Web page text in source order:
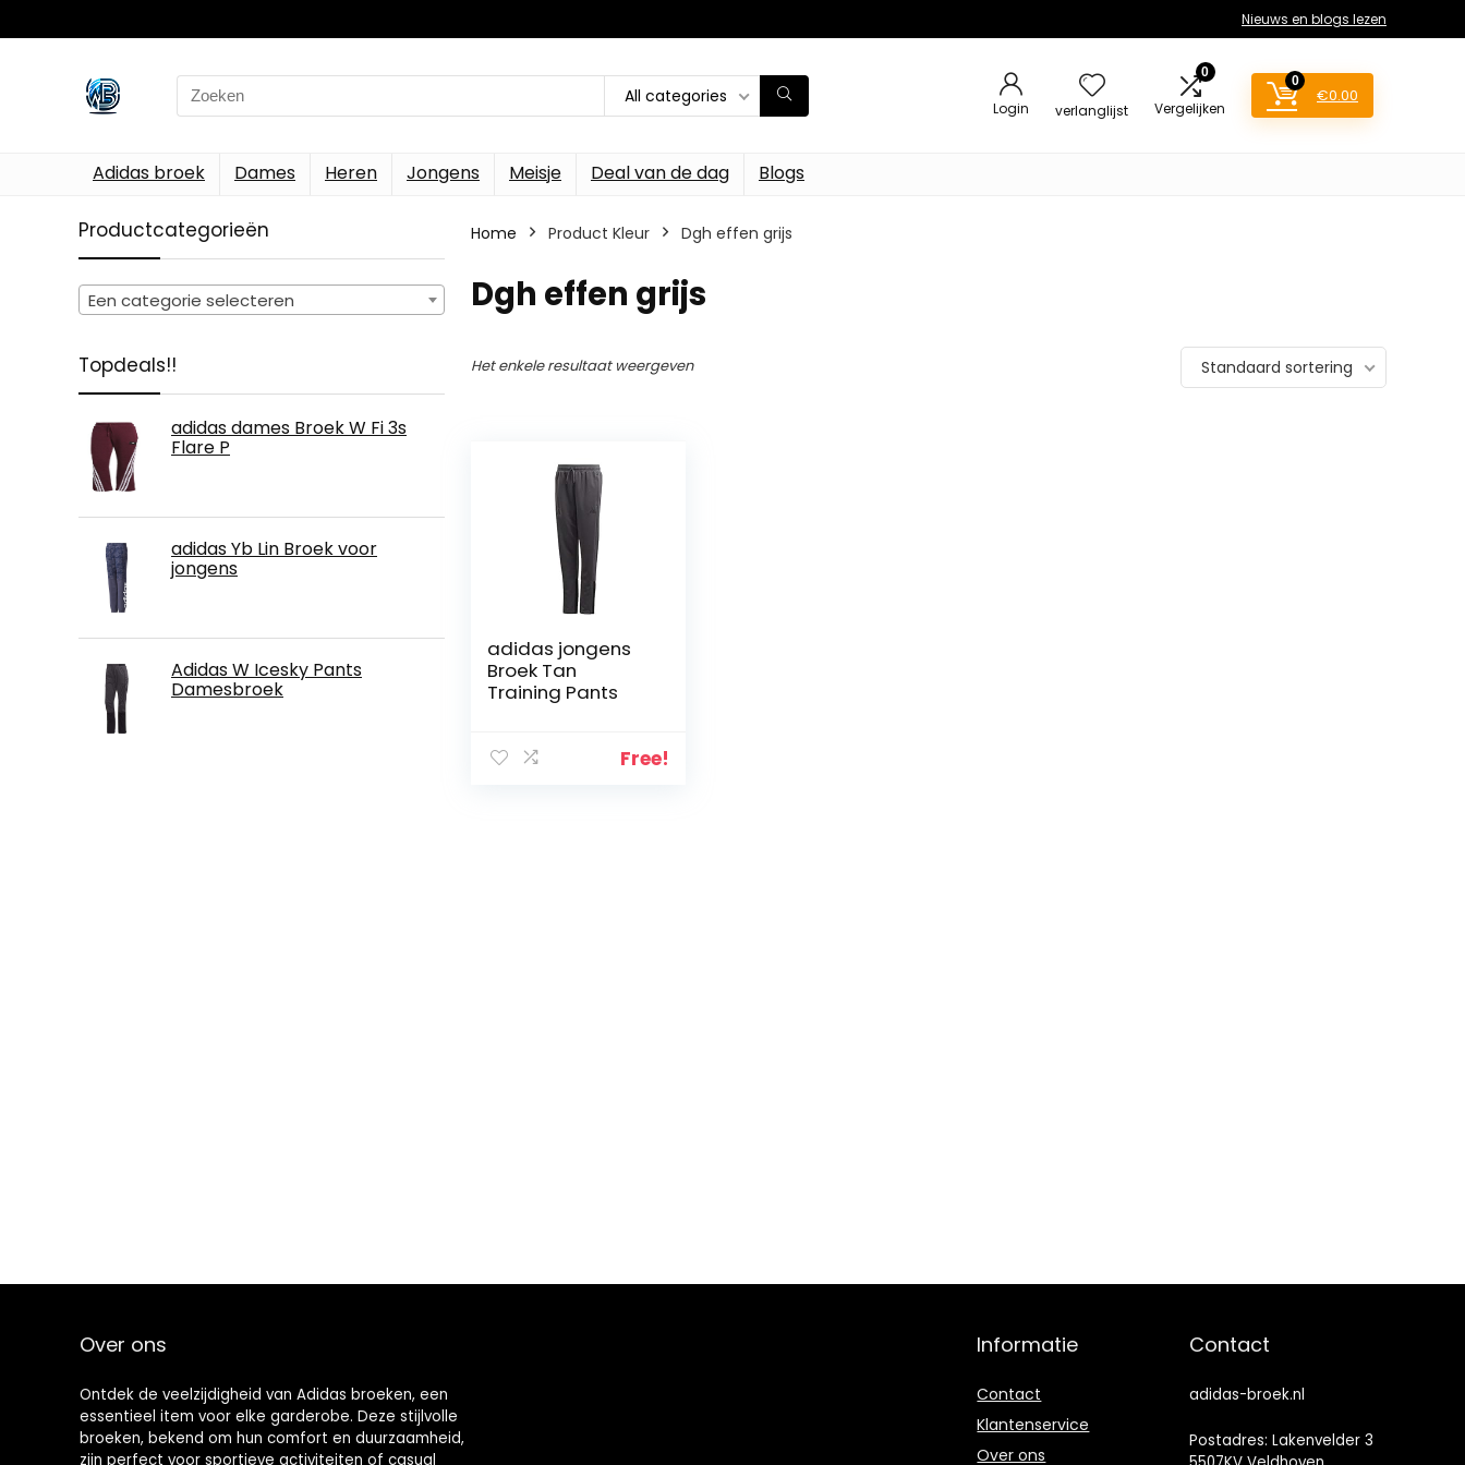
Nieuws en blogs lezen
Search
for:
All categories
Login verlanglijst
0
Vergelijken
0
€0.00
Adidas broek Dames Heren Jongens Meisje Deal van de dag Blogs
Productcategorieën
Een categorie selecteren
Topdeals!!
adidas dames Broek W Fi 3s
Flare P
adidas Yb Lin Broek voor
jongens
Adidas W Icesky Pants
Damesbroek
Home Product Kleur Dgh effen grijs
Dgh effen grijs
Het enkele resultaat weergeven Standaard sortering
adidas jongens
Broek Tan
Training Pants
Free!
Over ons
Ontdek de veelzijdigheid van Adidas broeken, een
essentieel item voor elke garderobe. Deze stijlvolle
broeken, bekend om hun comfort en duurzaamheid,
zijn perfect voor sportieve activiteiten of casual
Informatie
Contact
Klantenservice
Over ons
Contact
adidas-broek.nl
Postadres: Lakenvelder 3